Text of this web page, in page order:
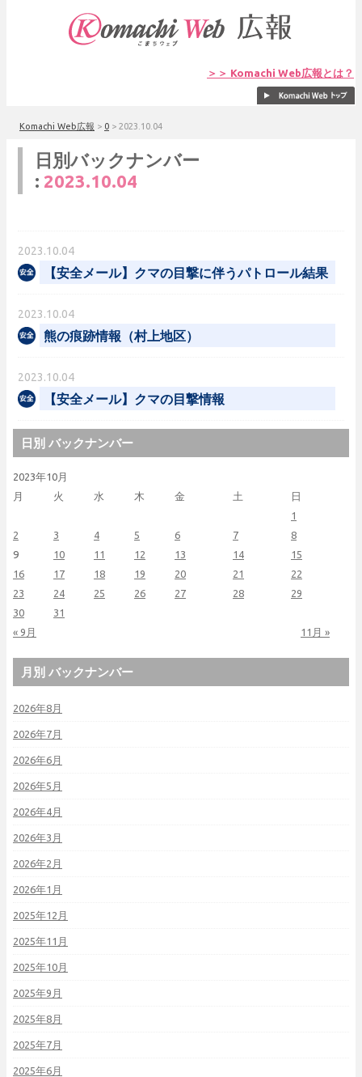
＞＞ Komachi Web広報とは？
Komachi Web広報 > 0 > 2023.10.04
日別バックナンバー
: 2023.10.04
2023.10.04
【安全メール】クマの目撃に伴うパトロール結果
2023.10.04
熊の痕跡情報（村上地区）
2023.10.04
【安全メール】クマの目撃情報
日別 バックナンバー
2023年10月
月
火 水 木 金 土 日
« 9月 11月 »
1
2
3 4 5 6 7
8
9
10 11 12 13 14
15
16
17 18 19 20 21
22
23
24 25 26 27 28
29
30
31
月別 バックナンバー
2026年8月
2026年7月
2026年6月
2026年5月
2026年4月
2026年3月
2026年2月
2026年1月
2025年12月
2025年11月
2025年10月
2025年9月
2025年8月
2025年7月
2025年6月